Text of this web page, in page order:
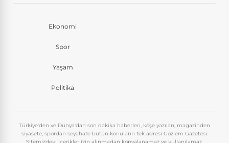
Ekonomi
Spor
Yaşam
Politika
Türkiye'den ve Dünya'dan son dakika haberleri, köşe yazıları, magazinden
siyasete, spordan seyahate bütün konuların tek adresi Gözlem Gazetesi.